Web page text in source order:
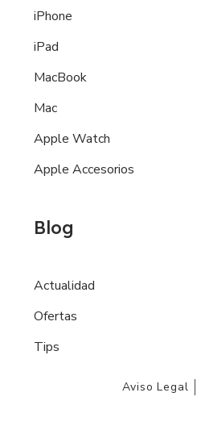
iPhone
iPad
MacBook
Mac
Apple Watch
Apple Accesorios
Blog
Actualidad
Ofertas
Tips
Aviso Legal